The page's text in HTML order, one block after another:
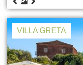
VILLA GRETA